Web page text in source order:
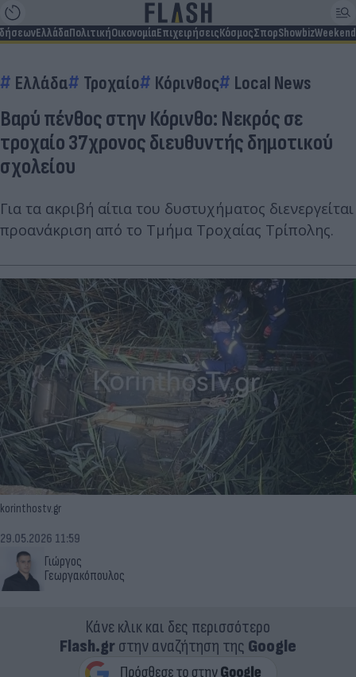
ΕλλάδαΠολιτικήΟικονομίαΕπιχειρήσειςΚόσμοςΣπορShowbizWeekend
Ελλάδα Τροχαίο Κόρινθος Local News
Βαρύ πένθος στην Κόρινθο: Νεκρός σε
τροχαίο 37χρονος διευθυντής δημοτικού
σχολείου
Για τα ακριβή αίτια του δυστυχήματος διενεργείται
προανάκριση από το Τμήμα Τροχαίας Τρίπολης.
korinthostv.gr
Γιώργος
Γεωργακόπουλος
29.05.2026 11:59
Κάνε κλικ και δες περισσότερο
Flash.grστην αναζήτηση της Google